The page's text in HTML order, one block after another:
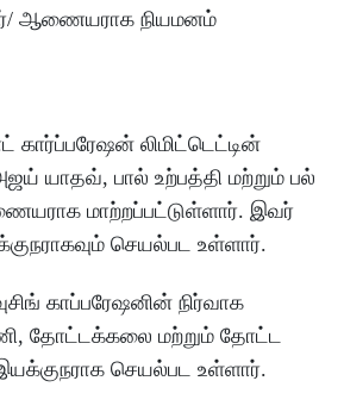
ஆணையராக நியமனம்
கார்ப்பரேஷன் லிமிட்டெட்டின்
யாதவ், பால் உற்பத்தி மற்றும் பல்
மாற்றப்பட்டுள்ளார். இவர்
செயல்பட உள்ளார்.
காப்பரேஷனின் நிர்வாக
தோட்டக்கலை மற்றும் தோட்ட
செயல்பட உள்ளார்.